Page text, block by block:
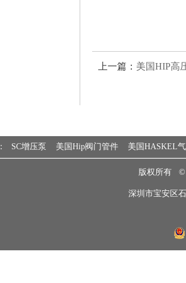
上一篇： 美国HIP高
： SC增压泵 美国Hip阀门管件 美国HASKEL
版权所有
深圳市宝安区